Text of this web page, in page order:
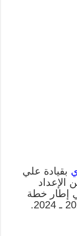
بقيادة علي
الإعداد
إطار خطة